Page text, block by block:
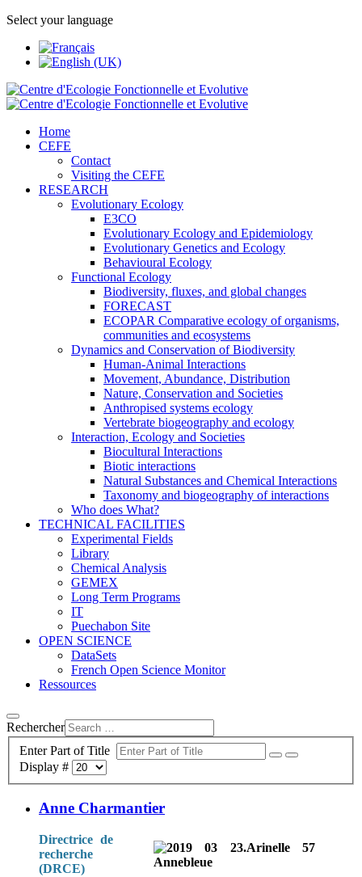
Select your language
Home
CEFE
Contact
Visiting the CEFE
RESEARCH
Evolutionary Ecology
E3CO
Evolutionary Ecology and Epidemiology
Evolutionary Genetics and Ecology
Behavioural Ecology
Functional Ecology
Biodiversity, fluxes, and global changes
FORECAST
ECOPAR Comparative ecology of organisms,
communities and ecosystems
Dynamics and Conservation of Biodiversity
Human-Animal Interactions
Movement, Abundance, Distribution
Nature, Conservation and Societies
Anthropised systems ecology
Vertebrate biogeography and ecology
Interaction, Ecology and Societies
Biocultural Interactions
Biotic interactions
Natural Substances and Chemical Interactions
Taxonomy and biogeography of interactions
Who does What?
TECHNICAL FACILITIES
Experimental Fields
Library
Chemical Analysis
GEMEX
Long Term Programs
IT
Puechabon Site
OPEN SCIENCE
DataSets
French Open Science Monitor
Ressources
Rechercher
Enter Part of Title
Display #
Anne Charmantier
Directrice de
recherche
(DRCE)